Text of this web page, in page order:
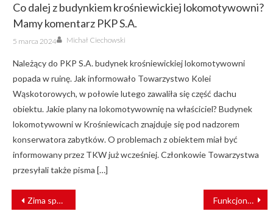
Co dalej z budynkiem krośniewickiej lokomotywowni?
Mamy komentarz PKP S.A.
Posted
on
5 marca 2024 Author
Michał Ciechowski
Należący do PKP S.A. budynek krośniewickiej lokomotywowni
popada w ruinę. Jak informowało Towarzystwo Kolei
Wąskotorowych, w połowie lutego zawaliła się część dachu
obiektu. Jakie plany na lokomotywownię na właściciel? Budynek
lokomotywowni w Krośniewicach znajduje się pod nadzorem
konserwatora zabytków. O problemach z obiektem miał być
informowany przez TKW już wcześniej. Członkowie Towarzystwa
przesyłali także pisma […]
NAWIGACJA
WPISU
Zima sparaliżowała berlińską kolej S-Bahn Funkcjonariusze SOK oddali krew i osocze